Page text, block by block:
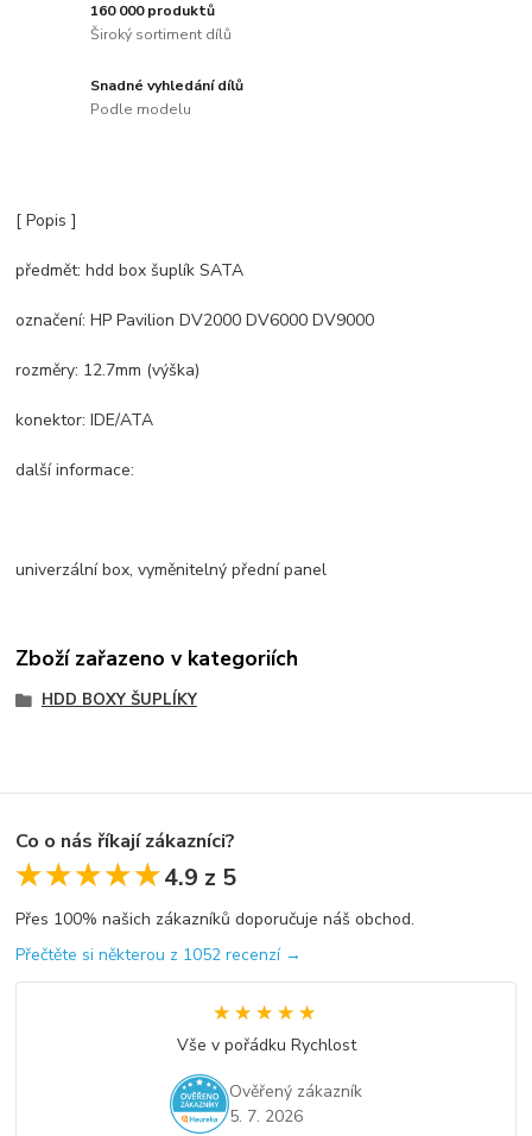
160 000 produktů
Široký sortiment dílů
Snadné vyhledání dílů
Podle modelu
[ Popis ]
předmět: hdd box šuplík SATA
označení: HP Pavilion DV2000 DV6000 DV9000
rozměry: 12.7mm (výška)
konektor: IDE/ATA
další informace:
univerzální box, vyměnitelný přední panel
Zboží zařazeno v kategoriích
HDD BOXY ŠUPLÍKY
Co o nás říkají zákazníci?
★★★★★
★★★★★4.9 z 5
Přes 100% našich zákazníků doporučuje náš obchod.
Přečtěte si některou z 1052 recenzí →
★★★★★
★★★★★
Vše v pořádku Rychlost
Ověřený zákazník
5. 7. 2026